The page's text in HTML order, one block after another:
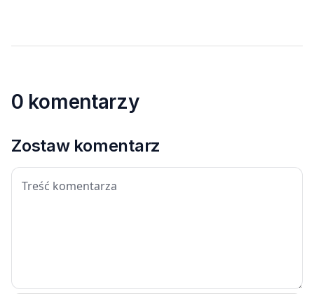
0 komentarzy
Zostaw komentarz